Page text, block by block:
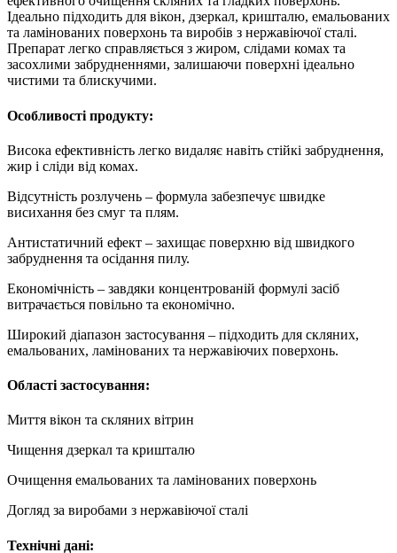
Ідеально підходить для вікон, дзеркал, кришталю, емальованих
та ламінованих поверхонь та виробів з нержавіючої сталі.
Препарат легко справляється з жиром, слідами комах та
засохлими забрудненнями, залишаючи поверхні ідеально
чистими та блискучими.
Особливості продукту:
Висока ефективність легко видаляє навіть стійкі забруднення,
жир і сліди від комах.
Відсутність розлучень – формула забезпечує швидке
висихання без смуг та плям.
Антистатичний ефект – захищає поверхню від швидкого
забруднення та осідання пилу.
Економічність – завдяки концентрованій формулі засіб
витрачається повільно та економічно.
Широкий діапазон застосування – підходить для скляних,
емальованих, ламінованих та нержавіючих поверхонь.
Області застосування:
Миття вікон та скляних вітрин
Чищення дзеркал та кришталю
Очищення емальованих та ламінованих поверхонь
Догляд за виробами з нержавіючої сталі
Технічні дані: